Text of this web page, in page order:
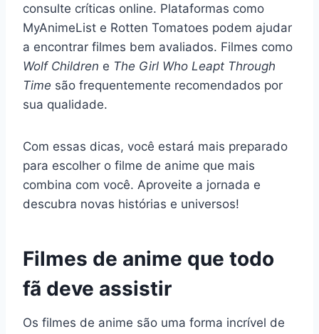
consulte críticas online. Plataformas como
MyAnimeList e Rotten Tomatoes podem ajudar
a encontrar filmes bem avaliados. Filmes como
Wolf Children e The Girl Who Leapt Through
Time são frequentemente recomendados por
sua qualidade.
Com essas dicas, você estará mais preparado
para escolher o filme de anime que mais
combina com você. Aproveite a jornada e
descubra novas histórias e universos!
Filmes de anime que todo
fã deve assistir
Os filmes de anime são uma forma incrível de